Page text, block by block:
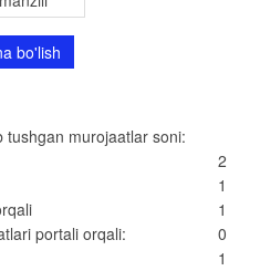
tushgan murojaatlar soni:
2
1
1
portali orqali:
0
1